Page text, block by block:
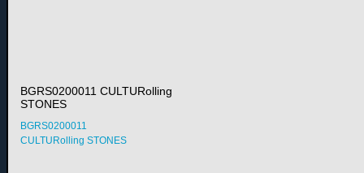
BGRS0200011 CULTURolling
STONES
BGRS0200011
CULTURolling STONES